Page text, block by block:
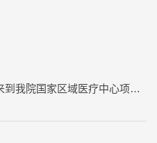
2024年12月23日，副省长史可来到我院国家区域医疗中心项目建设工地，调研推进项目建设。